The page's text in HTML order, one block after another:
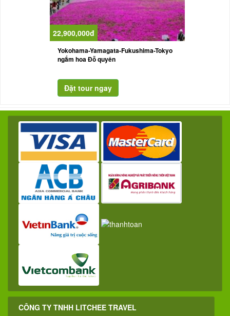
22,900,000đ
Yokohama-Yamagata-Fukushima-Tokyo
ngắm hoa Đỗ quyên
CÔNG TY TNHH LITCHEE TRAVEL